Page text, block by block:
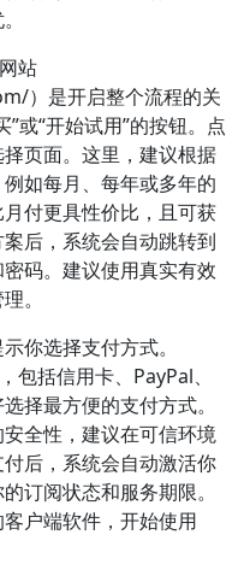
站
）是开启整个流程的关
或“开始试用”的按钮。点
页面。这里，建议根据
如每月、每年或多年的
付更具性价比，且可获
后，系统会自动跳转到
码。建议使用真实有效
。
你选择支付方式。
包括信用卡、PayPal、
择最方便的支付方式。
全性，建议在可信环境
后，系统会自动激活你
订阅状态和服务期限。
户端软件，开始使用